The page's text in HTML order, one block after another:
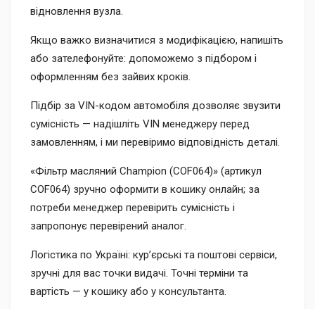
відновлення вузла.
Якщо важко визначитися з модифікацією, напишіть
або зателефонуйте: допоможемо з підбором і
оформленням без зайвих кроків.
Підбір за VIN-кодом автомобіля дозволяє звузити
сумісність — надішліть VIN менеджеру перед
замовленням, і ми перевіримо відповідність деталі.
«Фільтр масляний Champion (COF064)» (артикул
COF064) зручно оформити в кошику онлайн; за
потреби менеджер перевірить сумісність і
запропонує перевірений аналог.
Логістика по Україні: кур’єрські та поштові сервіси,
зручні для вас точки видачі. Точні терміни та
вартість — у кошику або у консультанта.